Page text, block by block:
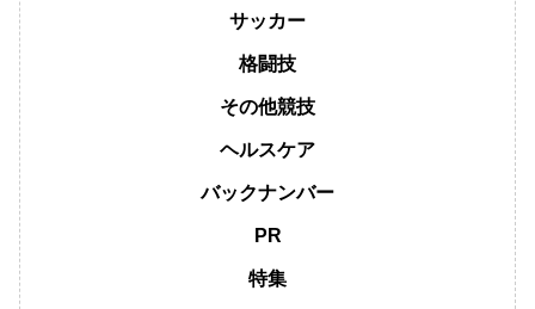
サッカー
格闘技
その他競技
ヘルスケア
バックナンバー
PR
特集